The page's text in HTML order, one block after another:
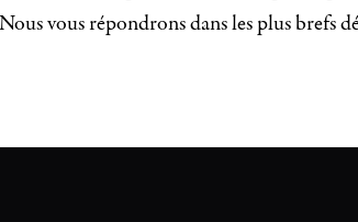
vous répondrons dans les plus brefs